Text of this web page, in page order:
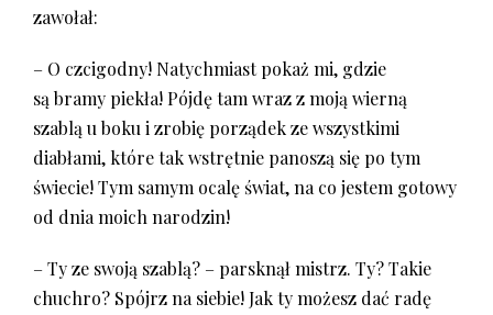
zawołał:
– O czcigodny! Natychmiast pokaż mi, gdzie
są bramy piekła! Pójdę tam wraz z moją wierną
szablą u boku i zrobię porządek ze wszystkimi
diabłami, które tak wstrętnie panoszą się po tym
świecie! Tym samym ocalę świat, na co jestem gotowy
od dnia moich narodzin!
– Ty ze swoją szablą? – parsknął mistrz. Ty? Takie
chuchro? Spójrz na siebie! Jak ty możesz dać radę